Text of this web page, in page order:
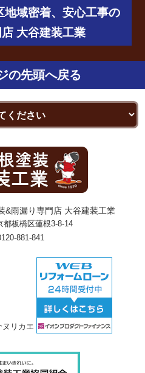
地域密着、安心工事の
大谷建装工業
の先頭へ戻る
&雨漏り専門店 大谷建装工業
都板橋区蓮根3-8-14
881-841